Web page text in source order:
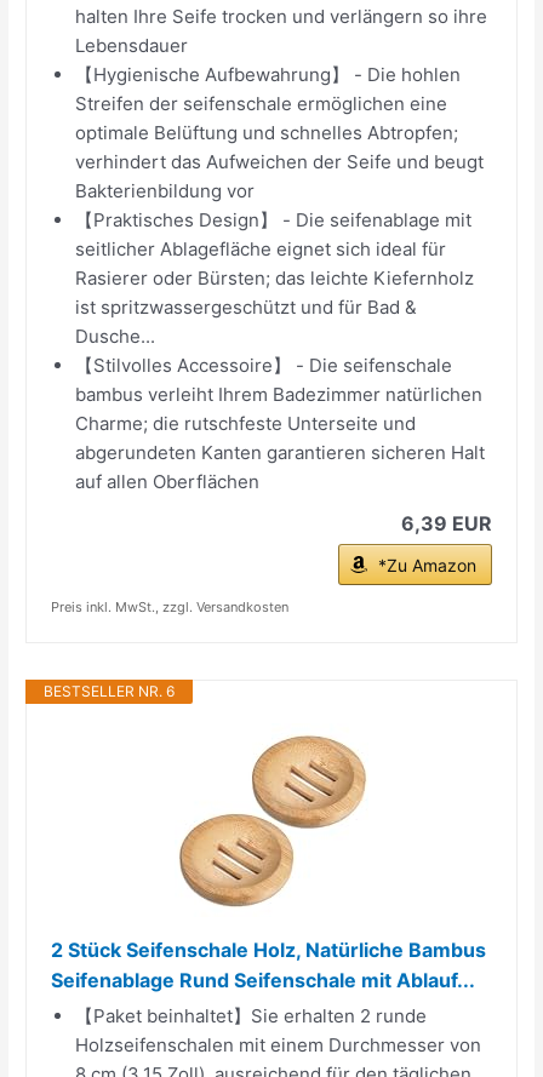
halten Ihre Seife trocken und verlängern so ihre
Lebensdauer
【Hygienische Aufbewahrung】 - Die hohlen
Streifen der seifenschale ermöglichen eine
optimale Belüftung und schnelles Abtropfen;
verhindert das Aufweichen der Seife und beugt
Bakterienbildung vor
【Praktisches Design】 - Die seifenablage mit
seitlicher Ablagefläche eignet sich ideal für
Rasierer oder Bürsten; das leichte Kiefernholz
ist spritzwassergeschützt und für Bad &
Dusche...
【Stilvolles Accessoire】 - Die seifenschale
bambus verleiht Ihrem Badezimmer natürlichen
Charme; die rutschfeste Unterseite und
abgerundeten Kanten garantieren sicheren Halt
auf allen Oberflächen
6,39 EUR
*Zu Amazon
Preis inkl. MwSt., zzgl. Versandkosten
BESTSELLER NR. 6
2 Stück Seifenschale Holz, Natürliche Bambus
Seifenablage Rund Seifenschale mit Ablauf...
【Paket beinhaltet】Sie erhalten 2 runde
Holzseifenschalen mit einem Durchmesser von